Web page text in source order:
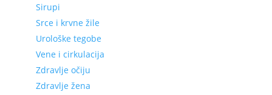
Sirupi
Srce i krvne žile
Urološke tegobe
Vene i cirkulacija
Zdravlje očiju
Zdravlje žena